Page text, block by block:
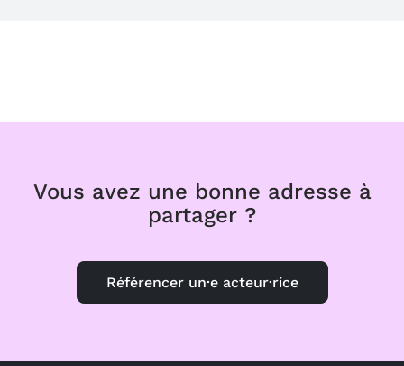
Vous avez une bonne adresse à
partager ?
Référencer un·e acteur·rice